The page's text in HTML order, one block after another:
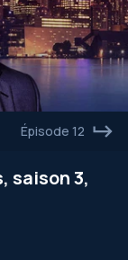
Épisode 12
saison 3,